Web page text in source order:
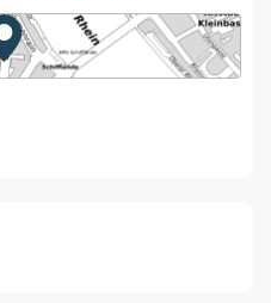
Zur Karte von MapBS.
Externer Link, wird in einem